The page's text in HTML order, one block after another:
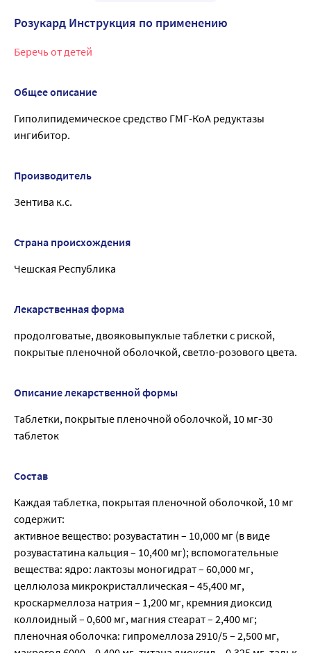
Розукард Инструкция по применению
Беречь от детей
Общее описание
Гиполипидемическое средство ГМГ-КоА редуктазы
ингибитор.
Производитель
Зентива к.с.
Страна происхождения
Чешская Республика
Лекарственная форма
продолговатые, двояковыпуклые таблетки с риской,
покрытые пленочной оболочкой, светло-розового цвета.
Описание лекарственной формы
Таблетки, покрытые пленочной оболочкой, 10 мг-30
таблеток
Состав
Каждая таблетка, покрытая пленочной оболочкой, 10 мг
содержит:
активное вещество: розувастатин – 10,000 мг (в виде
розувастатина кальция – 10,400 мг); вспомогательные
вещества: ядро: лактозы моногидрат – 60,000 мг,
целлюлоза микрокристаллическая – 45,400 мг,
кроскармеллоза натрия – 1,200 мг, кремния диоксид
коллоидный – 0,600 мг, магния стеарат – 2,400 мг;
пленочная оболочка: гипромеллоза 2910/5 – 2,500 мг,